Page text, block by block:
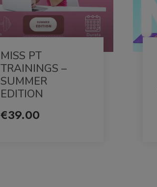
MISS PT
TRAININGS –
SUMMER
EDITION
€39.00